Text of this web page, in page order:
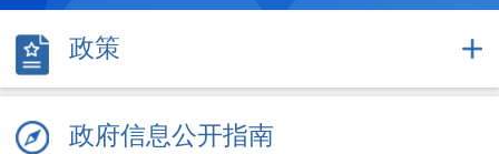
政策
政府信息公开指南